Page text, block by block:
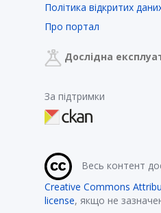
Політика відкритих
Про портал
Дослідна
За підтримки
Весь контент
Creative Commons
license, якщо не